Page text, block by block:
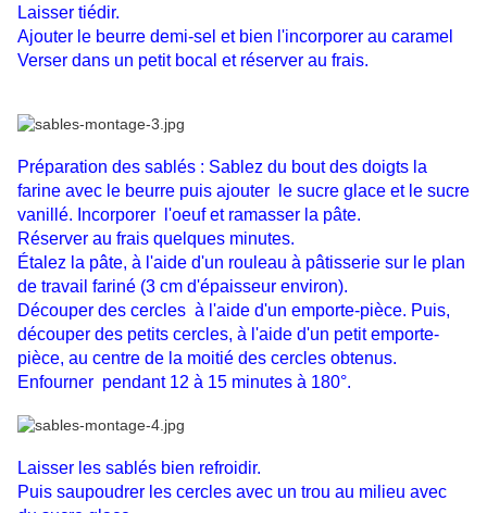
Laisser tiédir.
Ajouter le beurre demi-sel et bien l'incorporer au caramel
Verser dans un petit bocal et réserver au frais.
Préparation des sablés : Sablez du bout des doigts la
farine avec le beurre puis ajouter le sucre glace et le sucre
vanillé. Incorporer l'oeuf et ramasser la pâte.
Réserver au frais quelques minutes.
Étalez la pâte, à l'aide d'un rouleau à pâtisserie sur le plan
de travail fariné (3 cm d'épaisseur environ).
Découper des cercles à l'aide d'un emporte-pièce. Puis,
découper des petits cercles, à l'aide d'un petit emporte-
pièce, au centre de la moitié des cercles obtenus.
Enfourner pendant 12 à 15 minutes à 180°.
Laisser les sablés bien refroidir.
Puis saupoudrer les cercles avec un trou au milieu avec